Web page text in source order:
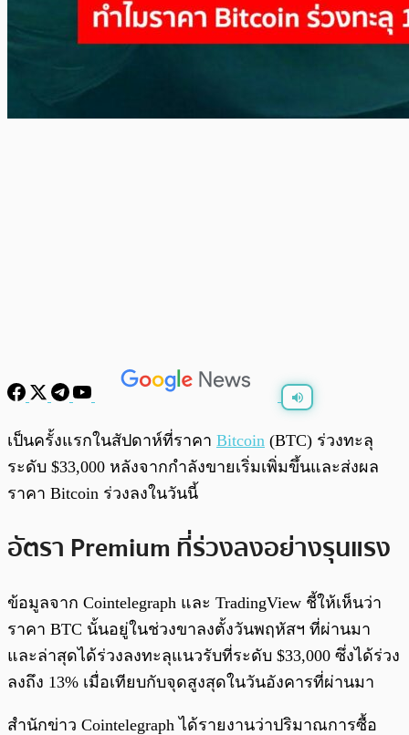
พร้อมเล่น 0:00
เป็นครั้งแรกในสัปดาห์ที่ราคา Bitcoin (BTC) ร่วงทะลุ
ระดับ $33,000 หลังจากกำลังขายเริ่มเพิ่มขึ้นและส่งผล
ราคา Bitcoin ร่วงลงในวันนี้
อัตรา Premium ที่ร่วงลงอย่างรุนแรง
ข้อมูลจาก Cointelegraph และ TradingView ชี้ให้เห็นว่า
ราคา BTC นั้นอยู่ในช่วงขาลงตั้งวันพฤหัสฯ ที่ผ่านมา
และล่าสุดได้ร่วงลงทะลุแนวรับที่ระดับ $33,000 ซึ่งได้ร่วง
ลงถึง 13% เมื่อเทียบกับจุดสูงสุดในวันอังคารที่ผ่านมา
สำนักข่าว Cointelegraph ได้รายงานว่าปริมาณการซื้อ